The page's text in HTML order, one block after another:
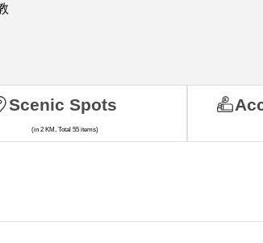
Scenic Spots
(in 2 KM, Total 55 items)